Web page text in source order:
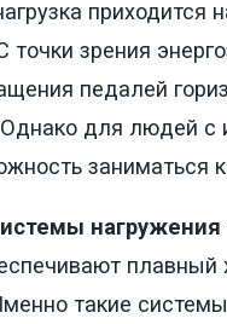
приходится
точки зрения
педалей
для людей
заниматься
нагружения
плавный
такие